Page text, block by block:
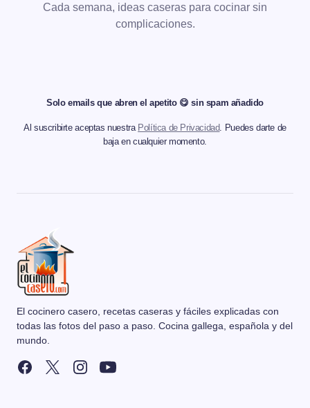
Cada semana, ideas caseras para cocinar sin
complicaciones.
Solo emails que abren el apetito 😋 sin spam añadido
Al suscribirte aceptas nuestra Política de Privacidad. Puedes darte de
baja en cualquier momento.
El cocinero casero, recetas caseras y fáciles explicadas con
todas las fotos del paso a paso. Cocina gallega, española y del
mundo.